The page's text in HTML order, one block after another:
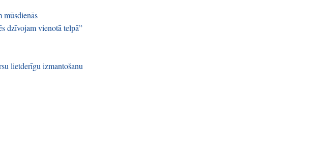
mūsdienās
dzīvojam vienotā telpā”
lietderīgu izmantošanu